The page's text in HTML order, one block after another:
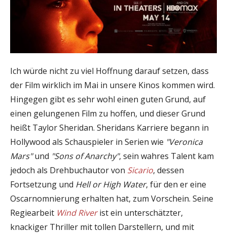
Ich würde nicht zu viel Hoffnung darauf setzen, dass
der Film wirklich im Mai in unsere Kinos kommen wird.
Hingegen gibt es sehr wohl einen guten Grund, auf
einen gelungenen Film zu hoffen, und dieser Grund
heißt Taylor Sheridan. Sheridans Karriere begann in
Hollywood als Schauspieler in Serien wie "Veronica
Mars"und "Sons of Anarchy", sein wahres Talent kam
jedoch als Drehbuchautor von Sicario, dessen
Fortsetzung und Hell or High Water, für den er eine
Oscarnomnierung erhalten hat, zum Vorschein. Seine
Regiearbeit Wind Riverist ein unterschätzter,
knackiger Thriller mit tollen Darstellern, und mit